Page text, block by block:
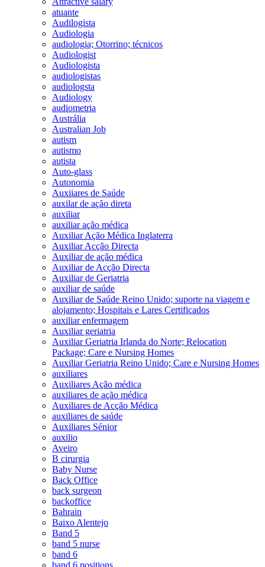
atuante
Audilogista
Audiologia
audiologia; Otorrino; técnicos
Audiologist
Audiologista
audiologistas
audiologsta
Audiology
audiometria
Austrália
Australian Job
autism
autismo
autista
Auto-glass
Autonomia
Auxiiares de Saúde
auxilar de ação direta
auxiliar
auxiliar ação médica
Auxiliar Ação Médica Inglaterra
Auxiliar Acção Directa
Auxiliar de ação médica
Auxiliar de Acção Directa
Auxiliar de Geriatria
auxiliar de saúde
Auxiliar de Saúde Reino Unido; suporte na viagem e
alojamento; Hospitais e Lares Certificados
auxiliar enfermagem
Auxiliar geriatria
Auxiliar Geriatria Irlanda do Norte; Relocation
Package; Care e Nursing Homes
Auxiliar Geriatria Reino Unido; Care e Nursing Homes
auxiliares
Auxiliares Ação médica
auxiliares de ação médica
Auxiliares de Acção Médica
auxiliares de saúde
Auxiliares Sénior
auxilio
Aveiro
B cirurgia
Baby Nurse
Back Office
back surgeon
backoffice
Bahrain
Baixo Alentejo
Band 5
band 5 nurse
band 6
band 6 positions